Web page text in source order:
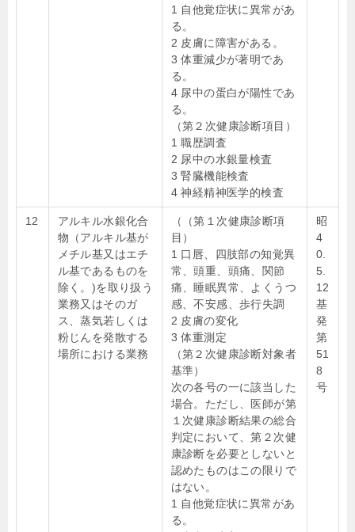
1 自他覚症状に異常があ
る。
2 皮膚に障害がある。
3 体重減少が著明であ
る。
4 尿中の蛋白が陽性であ
る。
（第２次健康診断項目）
1 職歴調査
2 尿中の水銀量検査
3 腎臓機能検査
4 神経精神医学的検査
12
アルキル水銀化合
物（アルキル基が
メチル基又はエチ
ル基であるものを
除く。)を取り扱う
業務又はそのガ
ス、蒸気若しくは
粉じんを発散する
場所における業務
（（第１次健康診断項
目）
1 口唇、四肢部の知覚異
常、頭重、頭痛、関節
痛、睡眠異常、よくうつ
感、不安感、歩行失調
2 皮膚の変化
3 体重測定
（第２次健康診断対象者
基準）
次の各号の一に該当した
場合。ただし、医師が第
１次健康診断結果の総合
判定において、第２次健
康診断を必要としないと
認めたものはこの限りで
はない。
1 自他覚症状に異常があ
る。
昭
4
0.
5.
12
基
発
第
51
8
号